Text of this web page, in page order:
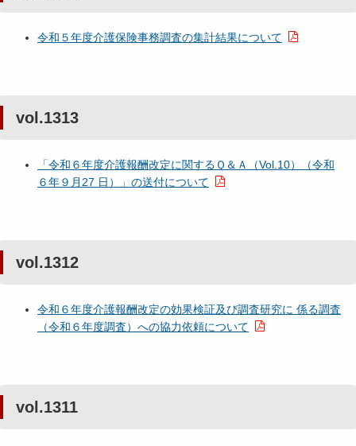
令和５年度介護保険事務調査の集計結果について
vol.1313
「令和６年度介護報酬改定に関するＱ＆Ａ（Vol.10）（令和
６年９月27 日）」の送付について
vol.1312
令和６年度介護報酬改定の効果検証及び調査研究に 係る調査
（令和６年度調査）への協力依頼について
vol.1311